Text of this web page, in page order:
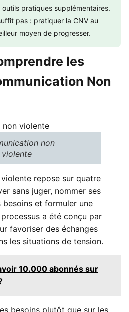
pratiques supplémentaires.
pas : pratiquer la CNV au
moyen de progresser.
les
Non
non
violente
repose sur quatre
sans juger, nommer ses
et formuler une
a été conçu par
favoriser des échanges
les situations de tension.
10.000 abonnés sur